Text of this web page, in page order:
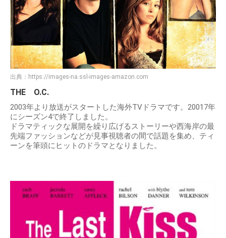
出典： https://images-na.ssl-images-amazon.com
THE O.C.
2003年より放送がスタートした海外TVドラマです。20017年
にシーズン4で終了しました。
ドラマティックな展開を繰り広げるストーリーや西海岸の最
先端ファッションなどが見事視聴者の間で話題を集め、ティ
ーンを筆頭にヒットのドラマとなりました。